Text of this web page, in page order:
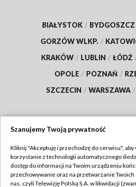
BIAŁYSTOK / BYDGOSZCZ
GORZÓW WLKP. /
KRAKÓW / LUBLIN / ŁÓDŹ
OPOLE / POZNAŃ /
SZCZECIN / WARSZAWA /
TVP
Abonament TVP
Regulamin
Szanujemy Twoją prywatność
Kliknij "Akceptuję i przechodzę do serwisu", aby
korzystanie z technologii automatycznego
dostęp do informacji na Twoim urządzeniu
przechowywanie oraz na przetwarzanie
nas, czyli Telewizję Polską S.A. w likwidacji